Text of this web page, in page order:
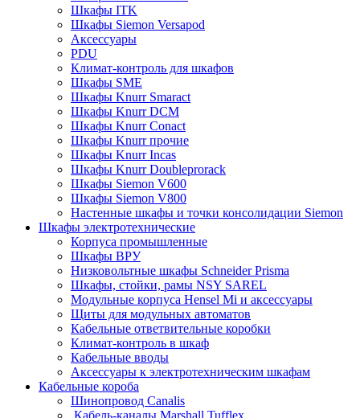
Шкафы ITK
Шкафы Siemon Versapod
Аксессуары
PDU
Климат-контроль для шкафов
Шкафы SME
Шкафы Knurr Smaract
Шкафы Knurr DCM
Шкафы Knurr Conact
Шкафы Knurr прочие
Шкафы Knurr Incas
Шкафы Knurr Doubleprorack
Шкафы Siemon V600
Шкафы Siemon V800
Настенные шкафы и точки консолидации Siemon
Шкафы электротехнические
Корпуса промышленные
Шкафы ВРУ
Низковольтные шкафы Schneider Prisma
Шкафы, стойки, рамы NSY SAREL
Модульные корпуса Hensel Mi и аксессуары
Щиты для модульных автоматов
Кабельные ответвительные коробки
Климат-контроль в шкаф
Кабельные вводы
Аксессуары к электротехническим шкафам
Кабельные короба
Шинопровод Canalis
Кабель-каналы Marshall Tufflex